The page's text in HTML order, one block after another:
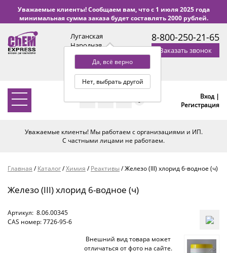
Уважаемые клиенты! Сообщаем вам, что с 1 июля 2025 года
минимальная сумма заказа будет составлять 2000 рублей.
Луганская
Народная
Республика
Да, всё верно
Нет, выбрать другой
с 9:00 до 18:00 по Уфе
(+2 МСК)
8-800-250-21-65
Заказать звонок
0
Вход |
Регистрация
Уважаемые клиенты! Мы работаем с организациями и ИП.
С частными лицами не работаем.
Главная /Каталог/Химия /Реактивы/Железо (III) хлорид 6-водное (ч)
Железо (III) хлорид 6-водное (ч)
Артикул: 8.06.00345
CAS номер: 7726-95-6
Внешний вид товара может
отличаться от фото на сайте.